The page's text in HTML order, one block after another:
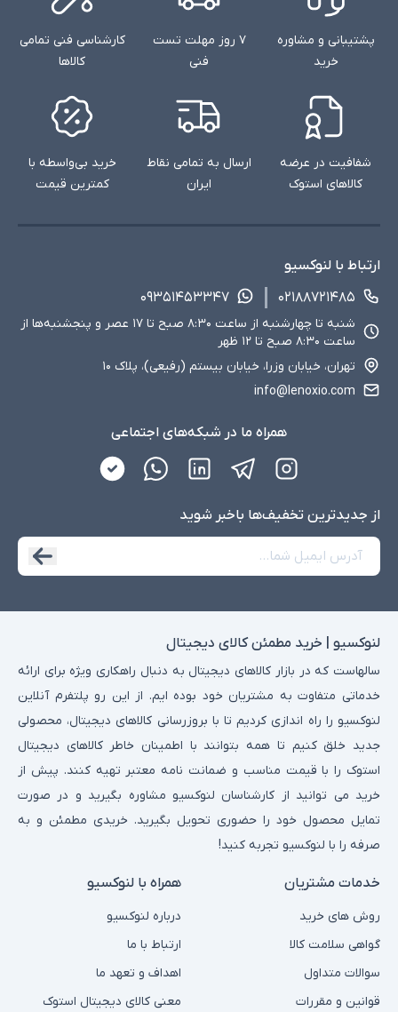
پشتیبانی و مشاوره
خرید
۷ روز مهلت تست
فنی
کارشناسی فنی تمامی
کالاها
شفافیت در عرضه
کالاهای استوک
ارسال به تمامی نقاط
ایران
خرید بی‌واسطه با
کمترین قیمت
ارتباط با لنوکسیو
۰۲۱۸۸۷۲۱۴۸۵
۰۹۳۵۱۴۵۳۳۴۷
شنبه تا چهارشنبه از ساعت ۸:۳۰ صبح تا ۱۷ عصر و پنجشنبه‌ها از
ساعت ۸:۳۰ صبح تا ۱۲ ظهر
تهران، خیابان وزرا، خیابان بیستم (رفیعی)، پلاک ۱۰
info@lenoxio.com
همراه ما در شبکه‌های اجتماعی
از جدید‌ترین تخفیف‌ها با‌خبر شوید
لنوکسیو | خرید مطمئن کالای دیجیتال
سالهاست که در بازار کالاهای دیجیتال به دنبال راهکاری ویژه برای ارائه
خدماتی متفاوت به مشتریان خود بوده ایم. از این رو پلتفرم آنلاین
لنوکسیو را راه اندازی کردیم تا با بروزرسانی کالاهای دیجیتال، محصولی
جدید خلق کنیم تا همه بتوانند با اطمینان خاطر کالاهای دیجیتال
استوک را با قیمت مناسب و ضمانت نامه معتبر تهیه کنند. پیش از
خرید می توانید از کارشناسان لنوکسیو مشاوره بگیرید و در صورت
تمایل محصول خود را حضوری تحویل بگیرید. خریدی مطمئن و به
صرفه را با لنوکسیو تجربه کنید!
خدمات مشتریان
روش های خرید
گواهی سلامت کالا
سوالات متداول
قوانین و مقررات
همراه با لنوکسیو
درباره لنوکسیو
ارتباط با ما
اهداف و تعهد ما
معنی کالای دیجیتال استوک